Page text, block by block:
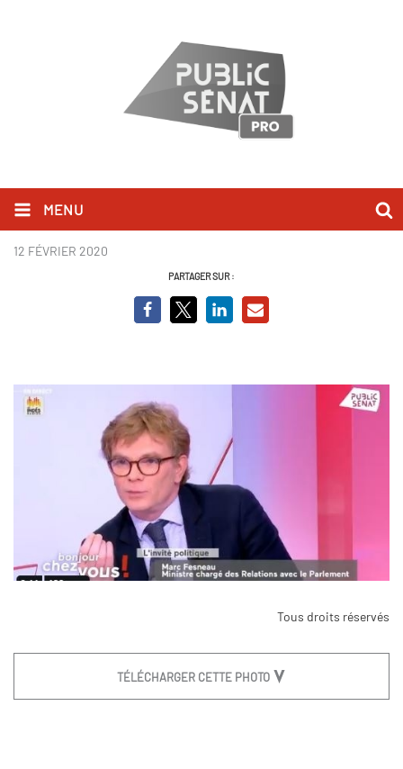
MENU
marc fesneau.JPG
12 FÉVRIER 2020
PARTAGER SUR :
Tous droits réservés
TÉLÉCHARGER CETTE PHOTO